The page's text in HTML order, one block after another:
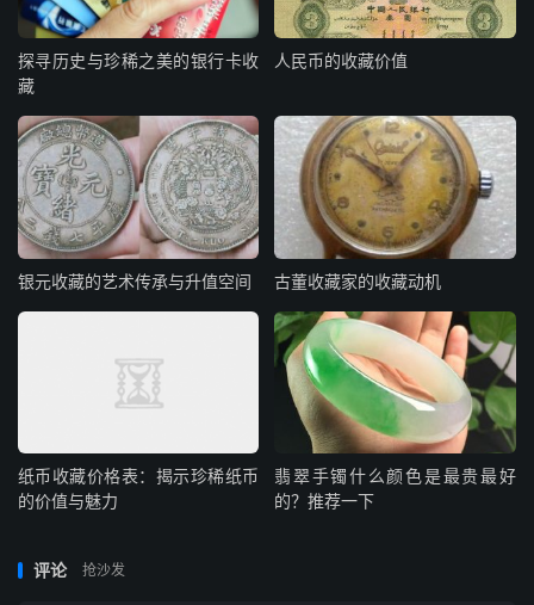
探寻历史与珍稀之美的银行卡收
藏
人民币的收藏价值
银元收藏的艺术传承与升值空间 古董收藏家的收藏动机
纸币收藏价格表：揭示珍稀纸币
的价值与魅力
翡翠手镯什么颜色是最贵最好
的？推荐一下
评论 抢沙发